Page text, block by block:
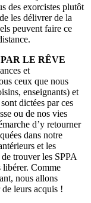
des exorcistes plutôt
les délivrer de la
peuvent faire ce
LE RÊVE
et
ceux que nous
enseignants) et
dictées par ces
ou de nos vies
d’y retourner
dans notre
et les
trouver les SPPA
libérer. Comme
nous allons
leurs acquis !